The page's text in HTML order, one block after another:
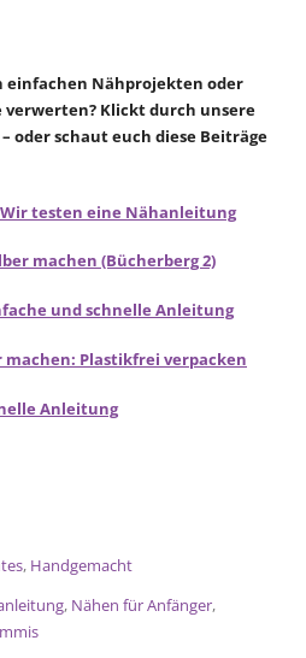
einfachen Nähprojekten oder
Klickt durch unsere
– oder schaut euch diese Beiträge
testen eine Nähanleitung
machen (Bücherberg 2)
und schnelle Anleitung
Plastikfrei verpacken
Anleitung
, Handgemacht
, Nähen für Anfänger,